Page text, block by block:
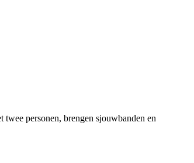
personen, brengen sjouwbanden en